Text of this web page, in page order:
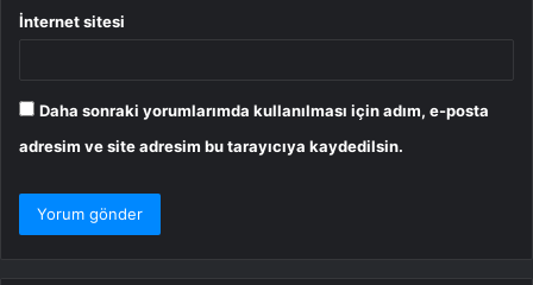
İnternet sitesi
Daha sonraki yorumlarımda kullanılması için adım, e-posta
adresim ve site adresim bu tarayıcıya kaydedilsin.